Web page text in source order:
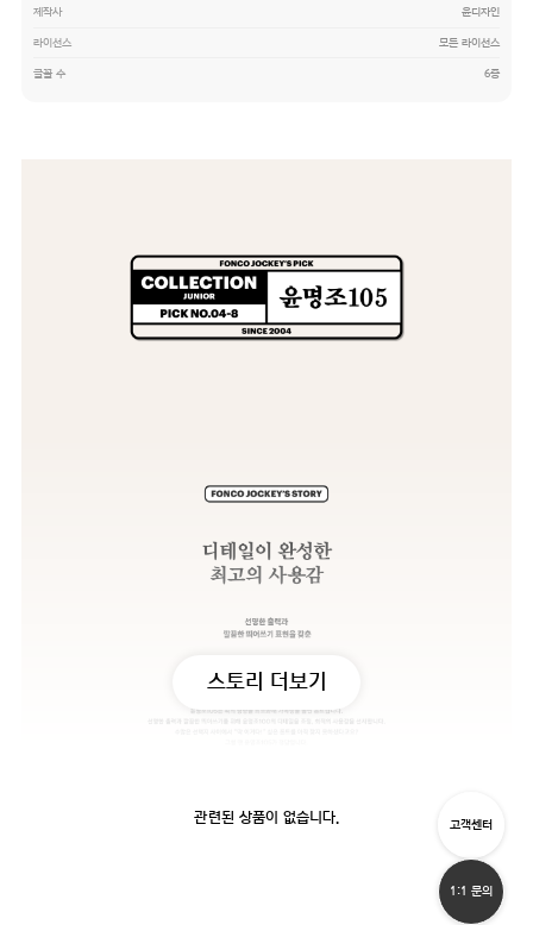
제작사 윤디자인
라이선스 모든 라이선스
글꼴 수 6종
스토리 더보기
관련된 상품이 없습니다. 고객센터
1:1 문의